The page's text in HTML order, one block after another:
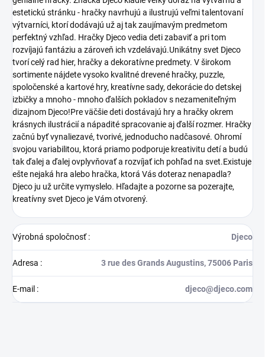
estetickú stránku - hračky navrhujú a ilustrujú veľmi talentovaní
výtvarníci, ktorí dodávajú už aj tak zaujímavým predmetom
perfektný vzhľad. Hračky Djeco vedia deti zabaviť a pri tom
rozvíjajú fantáziu a zároveň ich vzdelávajú.Unikátny svet Djeco
tvorí celý rad hier, hračky a dekoratívne predmety. V širokom
sortimente nájdete vysoko kvalitné drevené hračky, puzzle,
spoločenské a kartové hry, kreatívne sady, dekorácie do detskej
izbičky a mnoho - mnoho ďalších pokladov s nezameniteľným
dizajnom Djeco!Pre väčšie deti dostávajú hry a hračky okrem
krásnych ilustrácií a nápadité spracovanie aj ďalší rozmer. Hračky
začnú byť vynaliezavé, tvorivé, jednoducho nadčasové. Ohromí
svojou variabilitou, ktorá priamo podporuje kreativitu detí a budú
tak ďalej a ďalej ovplyvňovať a rozvíjať ich pohľad na svet.Existuje
ešte nejaká hra alebo hračka, ktorá Vás doteraz nenapadla?
Djeco ju už určite vymyslelo. Hľadajte a pozorne sa pozerajte,
kreatívny svet Djeco je Vám otvorený.
Výrobná spoločnosť: Djeco
Adresa : 3 rue des Grands Augustins, 75006 Paris
E-mail : djeco@djeco.com